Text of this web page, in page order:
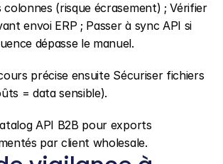
(risque écrasement) ; Vérifier
envoi ERP ; Passer à sync API si
dépasse le manuel.
précise ensuite Sécuriser fichiers
= data sensible).
API B2B pour exports
par client wholesale.